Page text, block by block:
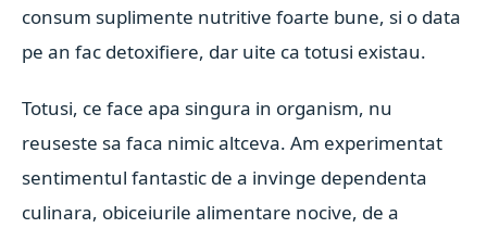
consum suplimente nutritive foarte bune, si o data
pe an fac detoxifiere, dar uite ca totusi existau.
Totusi, ce face apa singura in organism, nu
reuseste sa faca nimic altceva. Am experimentat
sentimentul fantastic de a invinge dependenta
culinara, obiceiurile alimentare nocive, de a